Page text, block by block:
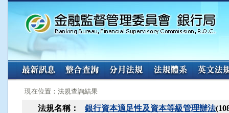
:::
現在位置：法規查詢結果
法規名稱： 銀行資本適足性及資本等級管理辦法